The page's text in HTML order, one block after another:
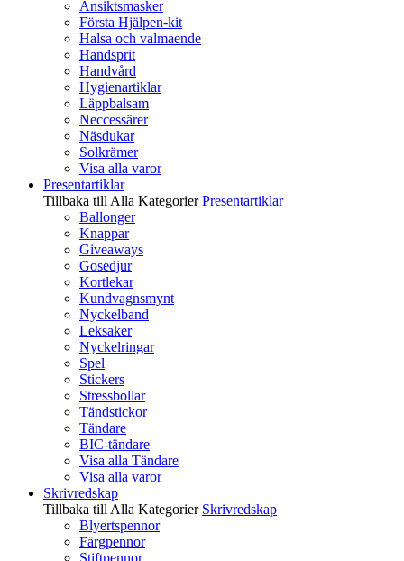
Ansiktsmasker
Första Hjälpen-kit
Halsa och valmaende
Handsprit
Handvård
Hygienartiklar
Läppbalsam
Neccessärer
Näsdukar
Solkrämer
Visa alla varor
Presentartiklar
Tillbaka till Alla Kategorier Presentartiklar
Ballonger
Knappar
Giveaways
Gosedjur
Kortlekar
Kundvagnsmynt
Nyckelband
Leksaker
Nyckelringar
Spel
Stickers
Stressbollar
Tändstickor
Tändare
BIC-tändare
Visa alla Tändare
Visa alla varor
Skrivredskap
Tillbaka till Alla Kategorier Skrivredskap
Blyertspennor
Färgpennor
Stiftpennor